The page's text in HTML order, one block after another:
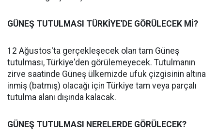
GÜNEŞ TUTULMASI TÜRKİYE'DE GÖRÜLECEK Mİ?
12 Ağustos'ta gerçekleşecek olan tam Güneş
tutulması, Türkiye'den görülemeyecek. Tutulmanın
zirve saatinde Güneş ülkemizde ufuk çizgisinin altına
inmiş (batmış) olacağı için Türkiye tam veya parçalı
tutulma alanı dışında kalacak.
GÜNEŞ TUTULMASI NERELERDE GÖRÜLECEK?